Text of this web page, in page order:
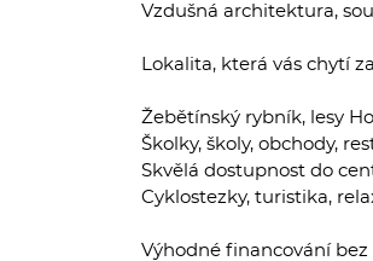
Vzdušná architektura,
Lokalita, která vás chytí
Žebětínský rybník, lesy
Školky, školy, obchody,
Skvělá dostupnost do
Cyklostezky, turistika,
Výhodné financování bez